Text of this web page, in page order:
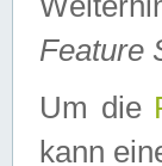
Feature
Um die
kann